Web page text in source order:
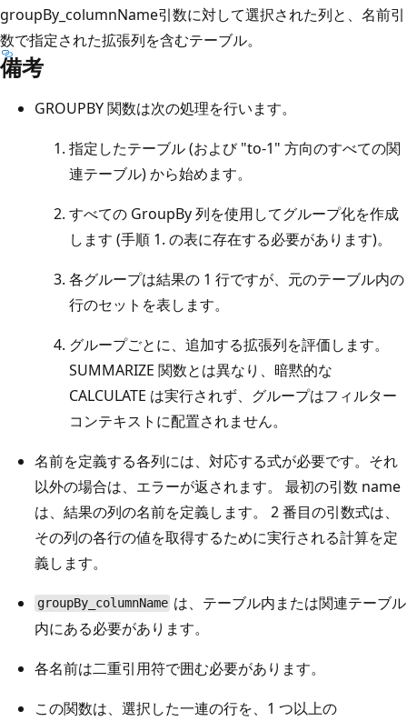
groupBy_columnName引数に対して選択された列と、名前引
数で指定された拡張列を含むテーブル。
備考
GROUPBY 関数は次の処理を行います。
指定したテーブル (および "to-1" 方向のすべての関
連テーブル) から始めます。
すべての GroupBy 列を使用してグループ化を作成
します (手順 1. の表に存在する必要があります)。
各グループは結果の 1 行ですが、元のテーブル内の
行のセットを表します。
グループごとに、追加する拡張列を評価します。
SUMMARIZE 関数とは異なり、暗黙的な
CALCULATE は実行されず、グループはフィルター
コンテキストに配置されません。
名前を定義する各列には、対応する式が必要です。それ
以外の場合は、エラーが返されます。 最初の引数 name
は、結果の列の名前を定義します。 2 番目の引数式は、
その列の各行の値を取得するために実行される計算を定
義します。
groupBy_columnName は、テーブル内または関連テーブル
内にある必要があります。
各名前は二重引用符で囲む必要があります。
この関数は、選択した一連の行を、1 つ以上の